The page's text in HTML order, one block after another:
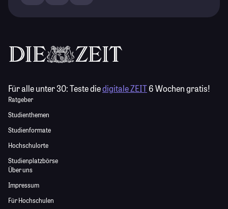
Für alle unter 30:Teste diedigitale ZEIT6 Wochen gratis!
Ratgeber
Studienthemen
Studienformate
Hochschulorte
Studienplatzbörse
Über uns
Impressum
Für Hochschulen